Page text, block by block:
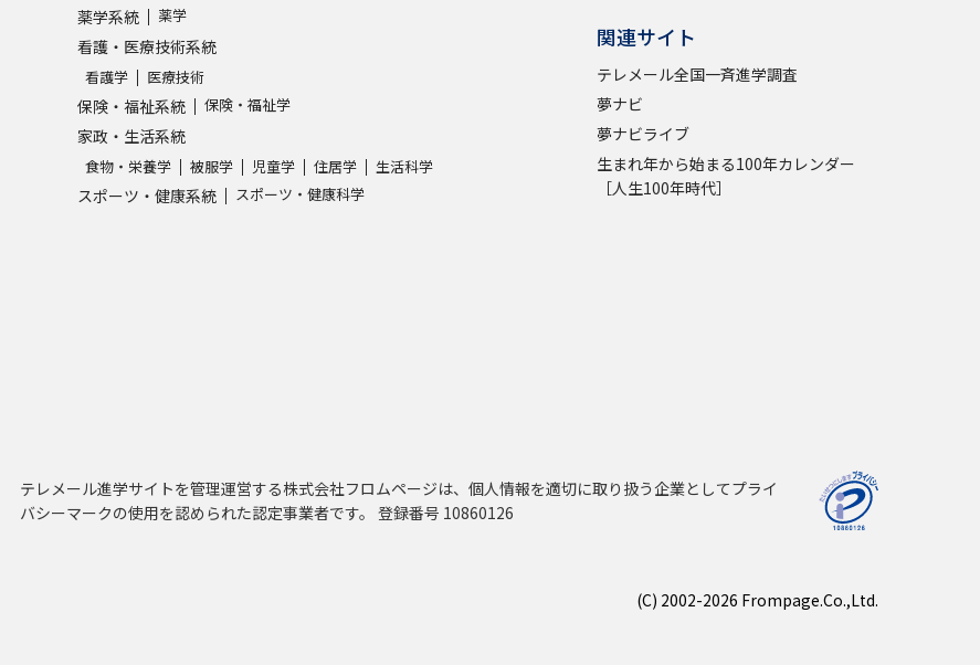
薬学系統 薬学
看護・医療技術系統
看護学 医療技術
保険・福祉系統 保険・福祉学
家政・生活系統
食物・栄養学 被服学 児童学 住居学 生活科学
スポーツ・健康系統 スポーツ・健康科学
関連サイト
テレメール全国一斉進学調査
夢ナビ
夢ナビライブ
生まれ年から始まる100年カレンダー
［人生100年時代］
テレメール進学サイトを管理運営する株式会社フロムページは、個人情報を適切に取り扱う企業としてプライ
バシーマークの使用を認められた認定事業者です。 登録番号 10860126
(C) 2002-2026 Frompage.Co.,Ltd.